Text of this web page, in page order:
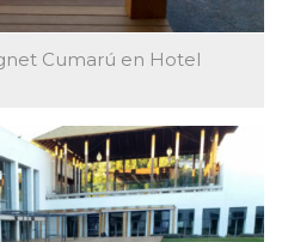
Cumarú en Hotel